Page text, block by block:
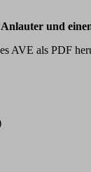
und
AVE als PDF